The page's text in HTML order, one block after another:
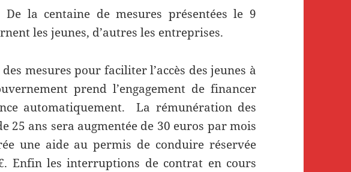
la centaine de mesures présentées le 9
les jeunes, d’autres les entreprises.
mesures pour faciliter l’accès des jeunes à
prend l’engagement de financer
automatiquement. La rémunération des
25 ans sera augmentée de 30 euros par mois
une aide au permis de conduire réservée
Enfin les interruptions de contrat en cours